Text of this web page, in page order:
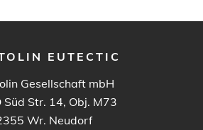
EUTECTIC
Gesellschaft mbH
Süd Str. 14, Obj. M73
Wr. Neudorf